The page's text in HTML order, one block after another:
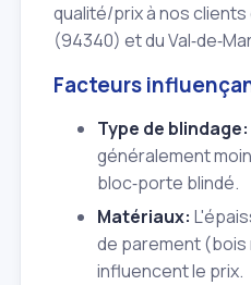
qualité/prix à nos clients
(94340) et du
Facteurs
Type de blindage:
généralement
bloc‑porte blindé.
Matériaux:
de parement (bois
influencent le prix.